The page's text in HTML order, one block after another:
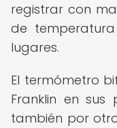
registrar con
de
lugares.
El termómetro
Franklin en sus
también por